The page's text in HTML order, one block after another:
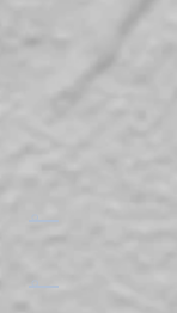
​。